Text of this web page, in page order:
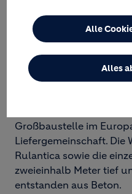
zahlreichen
Erlebniswelt nicht
Hotel lieferte Holcim
II/B-M (T-LL)-AZ) an
Großbaustelle im
Liefergemeinschaft. Die
Rulantica sowie die
zweieinhalb Meter tief
entstanden aus Beton.
Alle
Alles